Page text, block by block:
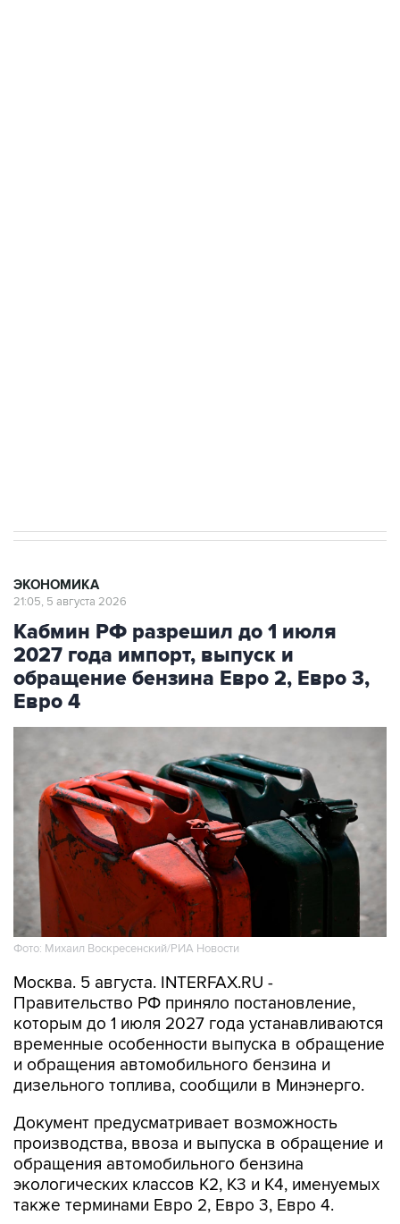
ЭКОНОМИКА
21:05, 5 августа 2026
Кабмин РФ разрешил до 1 июля
2027 года импорт, выпуск и
обращение бензина Евро 2, Евро 3,
Евро 4
Фото: Михаил Воскресенский/РИА Новости
Москва. 5 августа. INTERFAX.RU -
Правительство РФ приняло постановление,
которым до 1 июля 2027 года устанавливаются
временные особенности выпуска в обращение
и обращения автомобильного бензина и
дизельного топлива, сообщили в Минэнерго.
Документ предусматривает возможность
производства, ввоза и выпуска в обращение и
обращения автомобильного бензина
экологических классов К2, К3 и К4, именуемых
также терминами Евро 2, Евро 3, Евро 4.